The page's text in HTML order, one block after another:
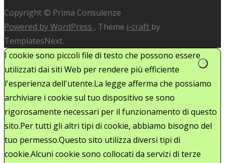
Copyright © Prima Consulenze
Powered by WordPress , Theme i-craft by
TemplatesNext.
I cookie sono piccoli file di testo che possono essere
utilizzati dai siti Web per rendere più efficiente
l'esperienza dell'utente.La legge afferma che possiamo
archiviare i cookie sul tuo dispositivo se sono
rigorosamente necessari per il funzionamento di questo
sito.Per tutti gli altri tipi di cookie, abbiamo bisogno del
tuo permesso.Questo sito utilizza diversi tipi di
cookie.Alcuni cookie sono collocati da servizi di terze